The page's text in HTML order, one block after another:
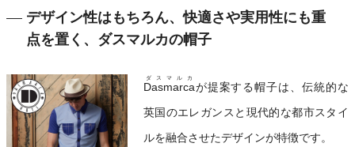
デザイン性はもちろん、快適さや実用性にも重
点を置く、ダスマルカの帽子
Dasmarca
ダスマルカ
が提案する帽子は、伝統的な
英国のエレガンスと現代的な都市スタイ
ルを融合させたデザインが特徴です。